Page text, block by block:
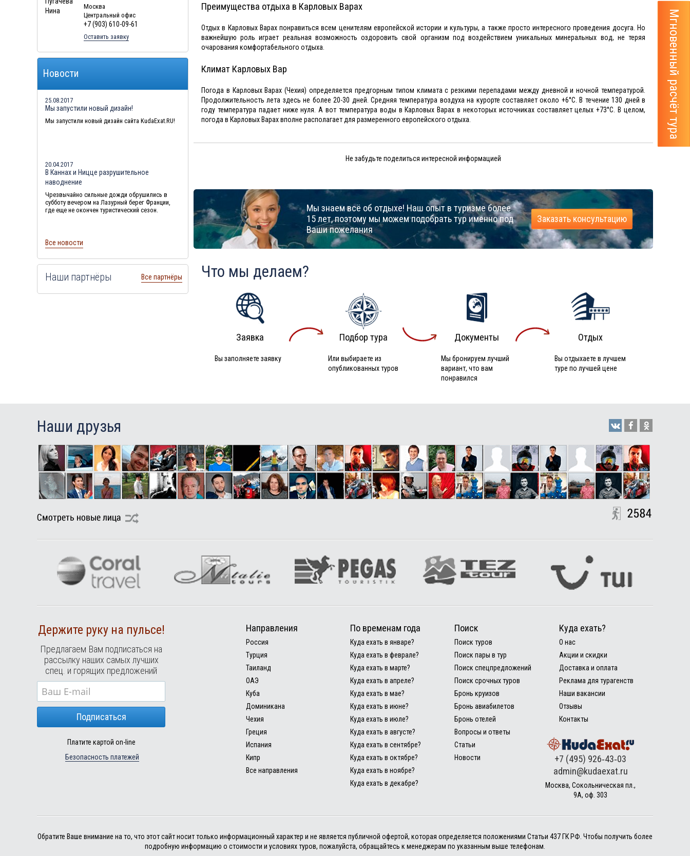
Мгновенный расчёт тура
Преимущества отдыха в Карловых Варах
Отдых в Карловых Варах понравиться всем ценителям европейской истории и культуры, а также просто интересного проведения досуга. Но
важнейшую роль играет реальная возможность оздоровить свой организм под воздействием уникальных минеральных вод, не теряя
очарования комфортабельного отдыха.
Климат Карловых Вар
Погода в Карловых Варах (Чехия) определяется предгорным типом климата с резкими перепадами между дневной и ночной температурой.
Продолжительность лета здесь не более 20-30 дней. Средняя температура воздуха на курорте составляет около +6°С. В течение 130 дней в
году температура падает ниже нуля. А вот температура воды в Карловых Варах в некоторых источниках составляет целых +73°С. В целом,
погода в Карловых Варах вполне располагает для размеренного европейского отдыха.
Не забудьте поделиться интересной информацией
Мы знаем всё об отдыхе! Наш опыт в туризме более
15 лет, поэтому мы можем подобрать тур именно под
Ваши пожелания
Заказать консультацию
Что мы делаем?
Заявка
Вы заполняете заявку
Подбор тура
Или выбираете из
опубликованных туров
Документы
Мы бронируем лучший
вариант, что вам
понравился
Отдых
Вы отдыхаете в лучшем
туре по лучшей цене
Москва
Центральный офис
+7 (903) 610-09-61
Оставить заявку
Новости
25.08.2017
Мы запустили новый дизайн!
Мы запустили новый дизайн сайта KudaExat.RU!
20.04.2017
В Каннах и Ницце разрушительное
наводнение
Чрезвычайно сильные дожди обрушились в
субботу вечером на Лазурный берег Франции,
где еще не окончен туристический сезон.
Все новости
Наши партнёры Все партнёры
Наши друзья
Держите руку на пульсе!
Предлагаем Вам подписаться на
рассылку наших самых лучших
спец. и горящих предложений
Подписаться
Платите картой on-line
Безопасность платежей
Направления
Россия
Турция
Таиланд
ОАЭ
Куба
Доминикана
Чехия
Греция
Испания
Кипр
Все направления
По временам года
Куда ехать в январе?
Куда ехать в феврале?
Куда ехать в марте?
Куда ехать в апреле?
Куда ехать в мае?
Куда ехать в июне?
Куда ехать в июле?
Куда ехать в августе?
Куда ехать в сентябре?
Куда ехать в октябре?
Куда ехать в ноябре?
Куда ехать в декабре?
Поиск
Поиск туров
Поиск пары в тур
Поиск спецпредложений
Поиск срочных туров
Бронь круизов
Бронь авиабилетов
Бронь отелей
Вопросы и ответы
Статьи
Новости
Куда ехать?
О нас
Акции и скидки
Доставка и оплата
Реклама для турагенств
Наши вакансии
Отзывы
Контакты
+7 (495) 926‑43‑03
admin@kudaexat.ru
Москва, Сокольническая пл.,
9А, оф. 303
Обратите Ваше внимание на то, что этот сайт носит только информационный характер и не является публичной офертой, которая определяется положениями Статьи 437 ГК РФ. Чтобы получить более
подробную информацию о стоимости и условиях туров, пожалуйста, обращайтесь к менеджерам по указанным выше телефонам.